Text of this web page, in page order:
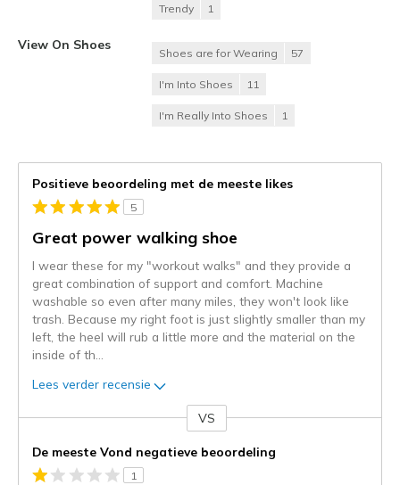
Trendy 1
View On Shoes
Shoes are for Wearing 57
I'm Into Shoes 11
I'm Really Into Shoes 1
Positieve beoordeling met de meeste likes
5
Great power walking shoe
I wear these for my "workout walks" and they provide a
great combination of support and comfort. Machine
washable so even after many miles, they won't look like
trash. Because my right foot is just slightly smaller than my
left, the heel will rub a little more and the material on the
inside of th
Lees verder recensie
content
wordt
VS
De meeste Vond negatieve beoordeling
1